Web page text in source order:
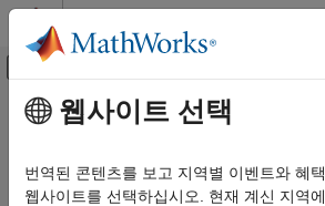
콘텐츠로 바로 가기
오프캔버스 탐색 메뉴
문서 홈
Control Systems
주요 콘텐츠
Enable Passwordless
Raspberry Pi
웹사이트 선택
번역된 콘텐츠를 보고 지역별 이벤트와 혜
웹사이트를 선택하십시오. 현재 계신 지역